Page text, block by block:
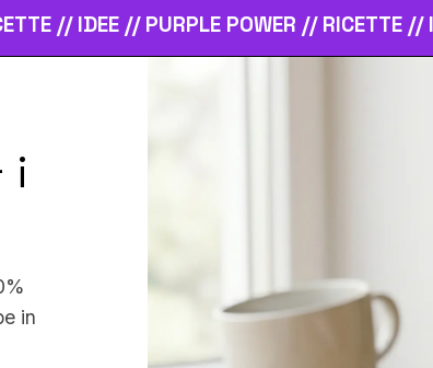
POWER // RICETTE // IDEE //
i
in